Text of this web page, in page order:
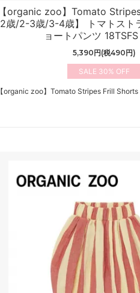
【organic zoo】Tomato
2歳/2-3歳/3-4歳】 トマトスト
ョートパンツ
5,390円(税490円)
30%
【organic zoo】Tomato Stripes Frill Shorts